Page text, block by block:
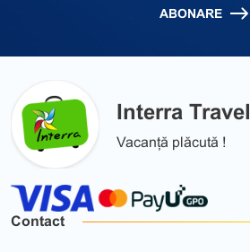
ABONARE
Interra Travel
Vacanță plăcută !
Contact